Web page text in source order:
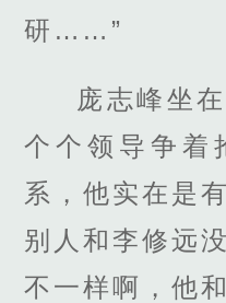
研……”
庞志峰坐
个个领导争着
系，他实在是
别人和李修远
不一样啊，他